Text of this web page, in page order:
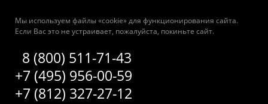
Мы используем файлы «cookie» для функционирования сайта.
Если Вас это не устраивает, пожалуйста, покиньте сайт.
8 (800) 511-71-43
+7 (495) 956-00-59
+7 (812) 327-27-12